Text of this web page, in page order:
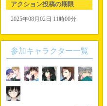
アクション投稿の期限
2025年08月02日 11時00分
参加キャラクター一覧